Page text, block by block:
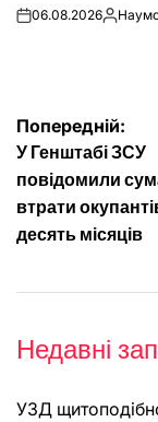
on06.08.2026
записів
Попередній:
У Генштабі ЗСУ
повідомили
втрати
десять місяців
Недавні
УЗД